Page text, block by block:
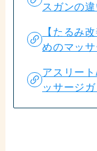
スガンの
【たるみ
めのマッサ
アスリー
ッサージ